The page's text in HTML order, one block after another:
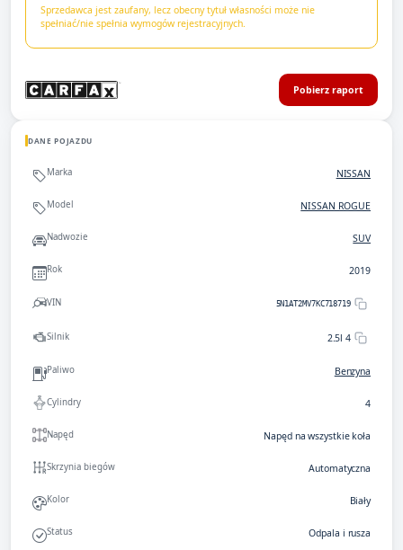
Sprzedawca jest zaufany, lecz obecny tytuł własności może nie
spełniać/nie spełnia wymogów rejestracyjnych.
Pobierz raport
DANE POJAZDU
Marka NISSAN
Model NISSAN ROGUE
Nadwozie SUV
Rok 2019
VIN 5N1AT2MV7KC718719
Silnik 2.5l 4
Paliwo Benzyna
Cylindry 4
Napęd Napęd na wszystkie koła
Skrzynia biegów Automatyczna
Kolor Biały
Status Odpala i rusza